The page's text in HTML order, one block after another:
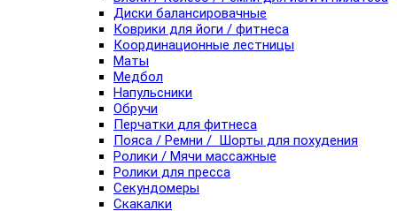
Диски балансировачные
Коврики для йоги / фитнеса
Координационные лестницы
Маты
Медбол
Напульсники
Обручи
Перчатки для фитнеса
Пояса / Ремни / Шорты для похудения
Ролики / Мячи массажные
Ролики для пресса
Секундомеры
Скакалки